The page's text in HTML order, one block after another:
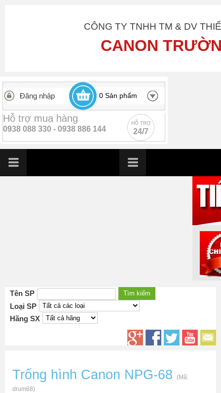
CÔNG TY TNHH TM & DV
CANON
Đăng nhập 0 Sản phẩm
Hỗ trợ mua hàng
0938 088 330 - 0938 886 144
HỖ TRỢ
24/7
Tên SP
Loại SP
Hãng SX
Trống hình Canon NPG-68
(Mã:
drum68)